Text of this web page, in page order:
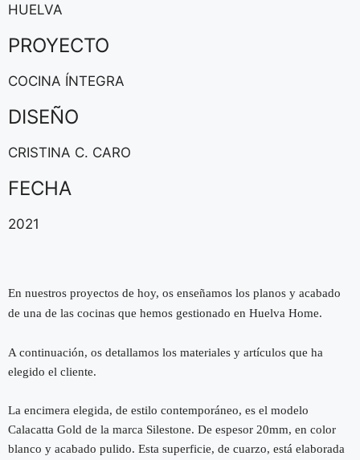
HUELVA
PROYECTO
COCINA ÍNTEGRA
DISEÑO
CRISTINA C. CARO
FECHA
2021
En nuestros proyectos de hoy, os enseñamos los planos y acabado
de una de las cocinas que hemos gestionado en Huelva Home.
A continuación, os detallamos los materiales y artículos que ha
elegido el cliente.
La encimera elegida, de estilo contemporáneo, es el modelo
Calacatta Gold de la marca Silestone. De espesor 20mm, en color
blanco y acabado pulido. Esta superficie, de cuarzo, está elaborada